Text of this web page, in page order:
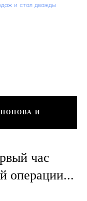
и стал дважды
И
час
операции...